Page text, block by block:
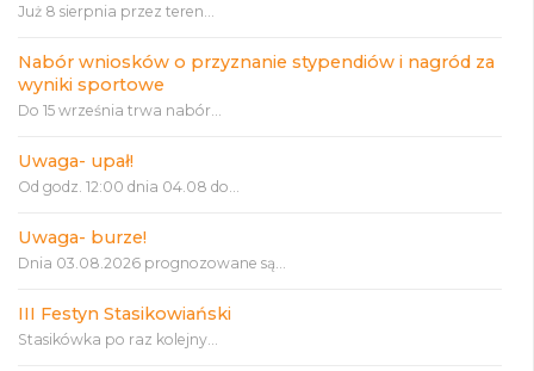
Już 8 sierpnia przez teren...
Nabór wniosków o przyznanie stypendiów i nagród za
wyniki sportowe
Do 15 września trwa nabór...
Uwaga- upał!
Od godz. 12:00 dnia 04.08 do...
Uwaga- burze!
Dnia 03.08.2026 prognozowane są...
III Festyn Stasikowiański
Stasikówka po raz kolejny...